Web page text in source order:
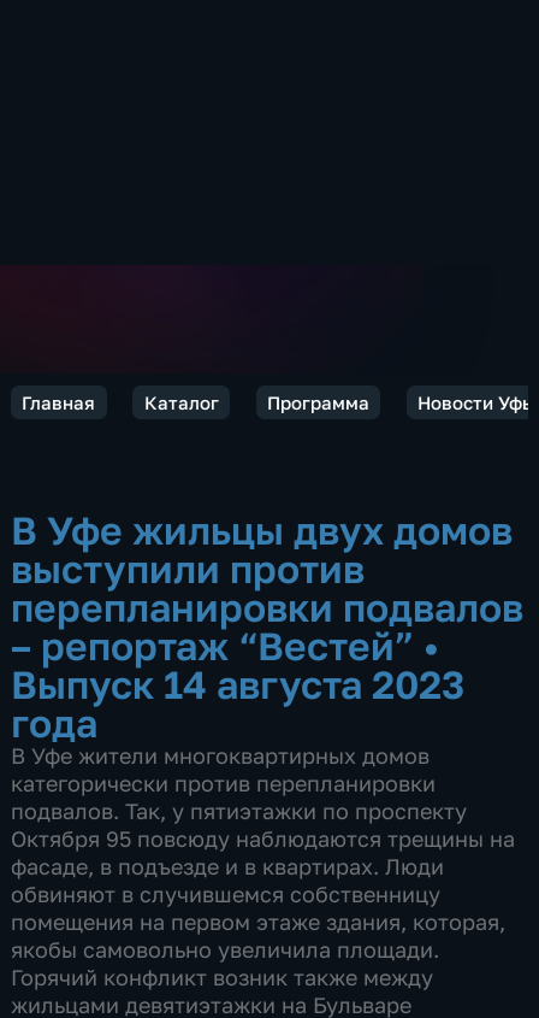
Главная Каталог Программа Новости
В Уфе жильцы двух домов
выступили против
перепланировки подвалов
– репортаж “Вестей” •
Выпуск 14 августа 2023
года
В Уфе жители многоквартирных домов
категорически против перепланировки
подвалов. Так, у пятиэтажки по проспекту
Октября 95 повсюду наблюдаются трещины на
фасаде, в подъезде и в квартирах. Люди
обвиняют в случившемся собственницу
помещения на первом этаже здания, которая,
якобы самовольно увеличила площади.
Горячий конфликт возник также между
жильцами девятиэтажки на Бульваре